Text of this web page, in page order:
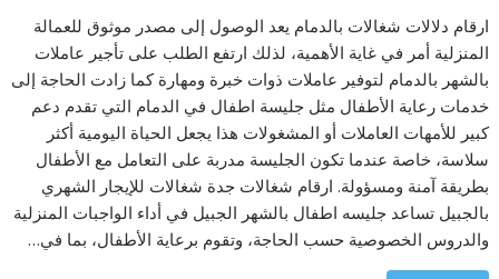
ارقام دلالات شغالات بالدمام يعد الوصول إلى مصدر موثوق للعمالة
المنزلية أمر في غاية الأهمية، لذلك ارتفع الطلب على تأجير عاملات
بالشهر بالدمام لتوفير عاملات ذوات خبرة ومهارة كما زادت الحاجة إلى
خدمات رعاية الأطفال مثل جليسة اطفال في الدمام التي تقدم دعم
كبير للأمهات العاملات أو المشغولات هذا يجعل الحياة اليومية أكثر
سلاسة، خاصة عندما تكون الجليسة مدربة على التعامل مع الأطفال
بطريقة آمنة ومسؤولة. ارقام شغالات جدة شغالات للإيجار الشهري
بالجبيل تساعد جليسه اطفال بالشهر الجبيل في أداء الواجبات المنزلية
والدروس الخصوصية حسب الحاجة، وتقوم برعاية الأطفال، بما في…